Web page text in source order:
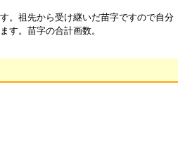
。祖先から受け継いだ苗字ですので自分
す。苗字の合計画数。